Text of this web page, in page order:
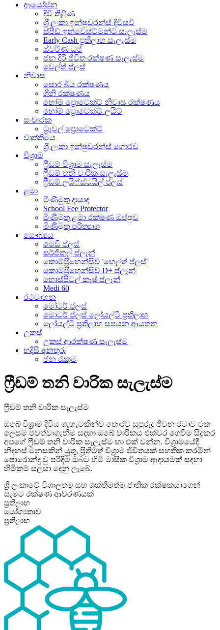
ආයෝජන
දිවි තිළිණ
ශ්‍රී ලංකා ඉන්ෂුවරන්ස් දිවිසවි
ස්පීඩ් ඉන්වෙස්ට්මන්ට් සැලැස්ම
Early Cash ප‍්‍රතිලාභ සැලැස්ම
ස්වර්ණ ධජ
ජන දිරි ජීවිත රක්ෂණ සැලැස්ම
වෙල්ත් ප්ලස්
නිවාස
සොර බිය රක්ෂණය
ගිනි රක්ෂණය
හෝම් ප්‍රොටෙක්ට් නිවාස රක්ෂණය
හෝම් ප්‍රොටෙක්ට් ලයිට්
සංචාරක
ට්‍රැවල් ප්‍රොටෙක්ට්
වෘත්තීමය
ශ්‍රී ලංකා ඉන්ෂුවරන්ස් ගෞරව
විශ්‍රාම
ෆ්‍රීඩම් විශ්‍රාම සැලැස්ම
ෆ්‍රීඩම් තනි වාරික සැලැස්ම
ෆ්‍රීඩම් ලයිෆ්ස්ටයිල් ප්ලස්
ළමා
මිණිමුතු දායාද
School Fee Protector
මිණිමුතු ළමා රක්ෂණ ඔප්පුව
මිණිමුතු පරිත්‍යාග
සෞඛ්‍යය
මෙඩි ප්ලස්
සර්ජිකල් ප්ලෑන්
කොම්ප‍්‍රිහෙන්සිව් 'හෙල්ත් ප්ලස්'
කොම්ප‍්‍රිහෙන්සිව් D+ ප්ලෑන්
හොස්පිටල් කෑෂ් ප්ලෑන්
Medi 60
රථවාහන
මෝටර් ප්ලස්
මොටර් ප්ලස් ලෝයල්ටි ප්‍රතිලාභ
ලෝයල්ටි ප්‍රතිලාභ සපයන ආයතන
උකස්
උකස් ආරක්ෂණ සැලැස්ම
හදිසි අනතුරු
ජන රැකුම
ෆ්‍රීඩම් තනි වාරික සැලැස්ම
ෆ්‍රීඩම් තනි වාරික සැලැස්ම
ඔබේ විශ්‍රාම දිවිය ගැහැටකින්ව තොරව සුපුරුදු ජීවන රටාව එක
ලෙසම පවත්වාගැනීම සඳහා ඔබේ වාරිකය එක්වර ගෙවීම සිදුකර
අපගේ ෆ්‍රීඩම් තනි වාරික සැලැස්ම හා එක් වන්න. විශ‍්‍රාමයේදී
නිදහස් මනසකින් යුතු, ප‍්‍රිතිමත් විශ‍්‍රාම ජිවිතයක් සහතික කරමින්
පොරොන්දු වු පරිදිම ඔබට හිමි මාසික විශ‍්‍රාම ආදායමක් සදහා
හිමිකම් සලසා දෙනු ලැබේ.
ශ්‍රී ලංකාවේ විශාලතම සහ ශක්තිමත්ම ජාතික රක්ෂකයාගෙන්
සැමට රක්ෂණ ආවරණයක්
ප්‍රතිලාභ
යෝග්‍යතාව
ප්‍රතිලාභ